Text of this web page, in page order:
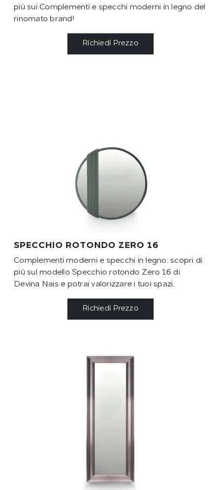
più sui Complementi e specchi moderni in legno del
rinomato brand!
Richiedi Prezzo
SPECCHIO ROTONDO ZERO 16
Complementi moderni e specchi in legno: scopri di
più sul modello Specchio rotondo Zero 16 di
Devina Nais e potrai valorizzare i tuoi spazi.
Richiedi Prezzo